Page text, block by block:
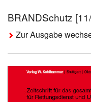
BRANDSchutz
Zur Ausgabe